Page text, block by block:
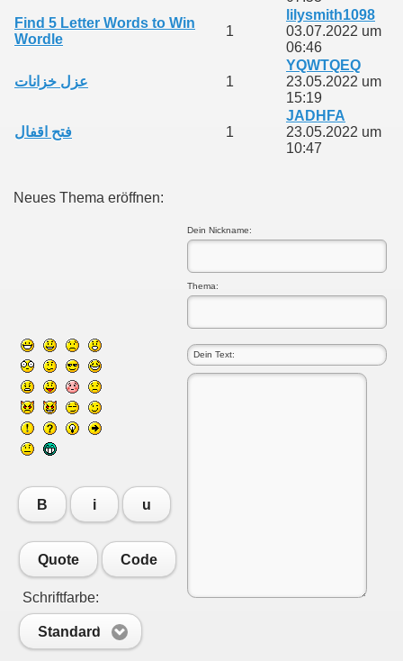
Find 5 Letter Words to Win
Wordle
1
lilysmith1098
03.07.2022 um
06:46
عزل خزانات 1
YQWTQEQ
23.05.2022 um
15:19
فتح اقفال 1
JADHFA
23.05.2022 um
10:47
Neues Thema eröffnen:
Dein Nickname:
Thema:
B i u
Quote Code
Schriftfarbe:
Standard